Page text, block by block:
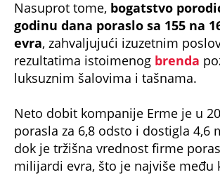
godinu dana poraslo sa 155 na
evra, zahvaljujući izuzetnim
rezultatima istoimenogbrenda
luksuznim šalovima i tašnama.
porasla za 6,8 odsto i dostigla 4,6
dok je tržišna vrednost firme
milijardi evra, što je najviše među
indeksa Pariske berze CAC 40.